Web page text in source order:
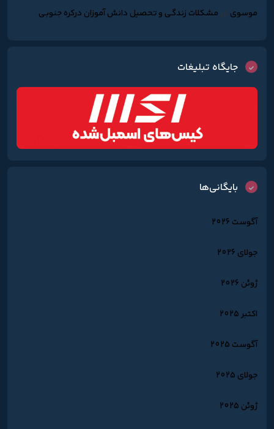
موسوی درمشکلات زندگـی و تحصیل دانش آموزان درکره جنوبـی
جایگاه تبلیغات
بایگانی‌ها
آگوست 2026
جولای 2026
ژوئن 2026
اکتبر 2025
آگوست 2025
جولای 2025
ژوئن 2025